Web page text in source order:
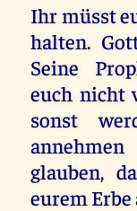
Ihr müsst
halten.
Seine
euch nicht
sonst
glauben,
eurem